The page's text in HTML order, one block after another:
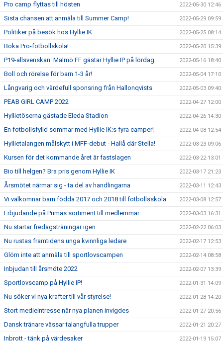
Pro camp flyttas till hösten 2022-05-30 12:46
Sista chansen att anmäla till Summer Camp! 2022-05-29 09:59
Politiker på besök hos Hyllie IK 2022-05-25 08:14
Boka Pro-fotbollskola! 2022-05-20 15:39
P19-allsvenskan: Malmö FF gästar Hyllie IP på lördag 2022-05-16 18:40
Boll och rörelse för barn 1-3 år! 2022-05-04 17:10
Långvarig och värdefull sponsring från Hallonqvists 2022-05-03 09:40
PEAB GIRL CAMP 2022 2022-04-27 12:00
Hyllietöserna gästade Eleda Stadion 2022-04-26 14:30
En fotbollsfylld sommar med Hyllie IK:s fyra camper! 2022-04-08 12:54
Hyllietalangen målskytt i MFF-debut - Hallå där Stella! 2022-03-23 09:06
Kursen för det kommande året är fastslagen 2022-03-22 13:01
Bio till helgen? Bra pris genom Hyllie IK 2022-03-17 21:23
Årsmötet närmar sig - ta del av handlingarna 2022-03-11 12:43
Vi välkomnar barn födda 2017 och 2018 till fotbollsskola 2022-03-08 12:57
Erbjudande på Pumas sortiment till medlemmar 2022-03-03 16:31
Nu startar fredagsträningar igen 2022-02-22 06:03
Nu rustas framtidens unga kvinnliga ledare 2022-02-17 12:53
Glöm inte att anmäla till sportlovscampen 2022-02-14 08:58
Inbjudan till årsmöte 2022 2022-02-07 13:39
Sportlovscamp på Hyllie IP! 2022-01-31 14:09
Nu söker vi nya krafter till vår styrelse! 2022-01-28 14:20
Stort medieintresse när nya planen invigdes 2022-01-27 20:56
Dansk tränare vässar talangfulla trupper 2022-01-21 20:27
Inbrott - tänk på värdesaker 2022-01-19 15:07